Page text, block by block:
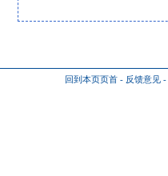
回到本页页首 - 反馈意见 -